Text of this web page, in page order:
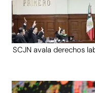
SCJN avala derechos